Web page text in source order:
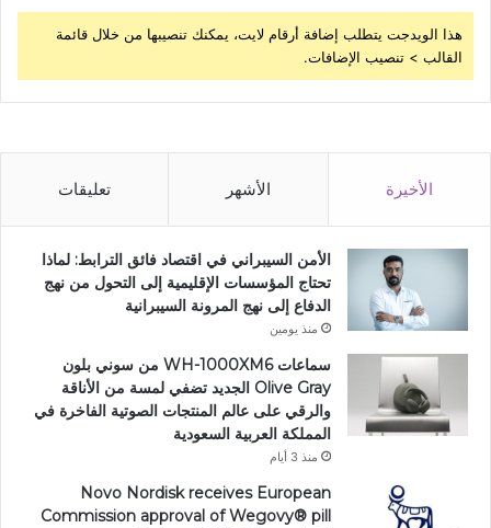
هذا الويدجت يتطلب إضافة أرقام لايت، يمكنك تنصيبها من خلال قائمة
القالب > تنصيب الإضافات.
الأخيرة الأشهر تعليقات
الأمن السيبراني في اقتصاد فائق الترابط: لماذا
تحتاج المؤسسات الإقليمية إلى التحول من نهج
الدفاع إلى نهج المرونة السيبرانية
منذ يومين
سماعات WH-1000XM6 من سوني بلون
Olive Gray الجديد تضفي لمسة من الأناقة
والرقي على عالم المنتجات الصوتية الفاخرة في
المملكة العربية السعودية
منذ 3 أيام
Novo Nordisk receives European
Commission approval of Wegovy®️ pill